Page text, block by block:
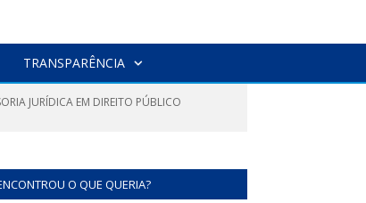
TRANSPARÊNCIA
JURÍDICA EM DIREITO PÚBLICO
O QUE QUERIA?